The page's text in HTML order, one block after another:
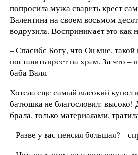
попросила мужа сварить крест
Валентина на своем восьмом
водрузила. Воспринимает это как
– Спасибо Богу, что Он мне,
поставить крест на храм. За что –
баба Валя.
Хотела еще самый высокий купол
батюшка не благословил: высоко!
брала, только материалами,
– Разве у вас пенсия большая? –